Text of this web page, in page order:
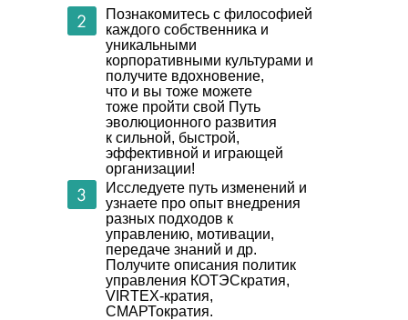
Познакомитесь с философией
каждого собственника и
уникальными
корпоративными культурами и
получите вдохновение,
что и вы тоже можете
тоже пройти свой Путь
эволюционного развития
к сильной, быстрой,
эффективной и играющей
организации!
Исследуете путь изменений и
узнаете про опыт внедрения
разных подходов к
управлению, мотивации,
передаче знаний и др.
Получите описания политик
управления КОТЭСкратия,
VIRTEX-кратия,
СМАРТократия.